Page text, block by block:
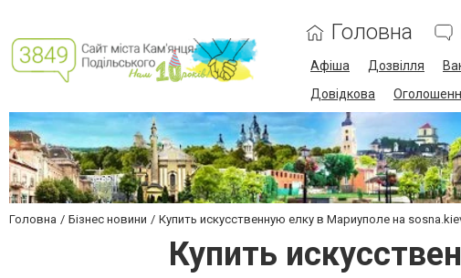
Головна
Афіша Дозвілля
Довідкова
Головна Бізнес новини Купить искусственную елку в Мариуполе на
Купить